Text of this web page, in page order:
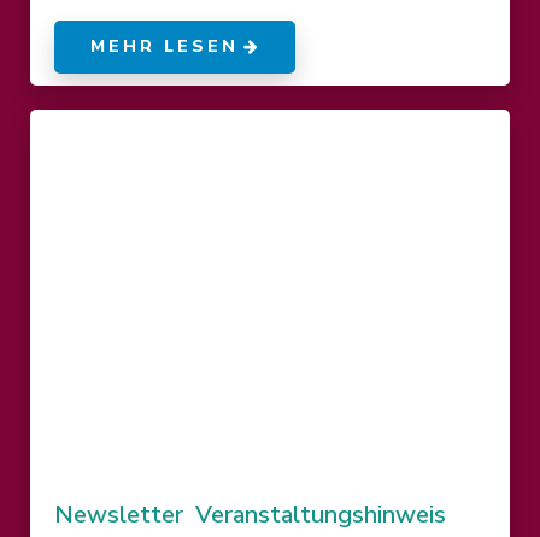
MEHR LESEN
Newsletter Veranstaltungshinweis